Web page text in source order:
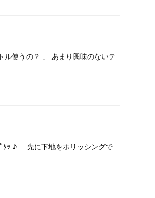
使うの？ 」 あまり興味のないテ
ﾀｯ ♪ 先に下地をポリッシングで